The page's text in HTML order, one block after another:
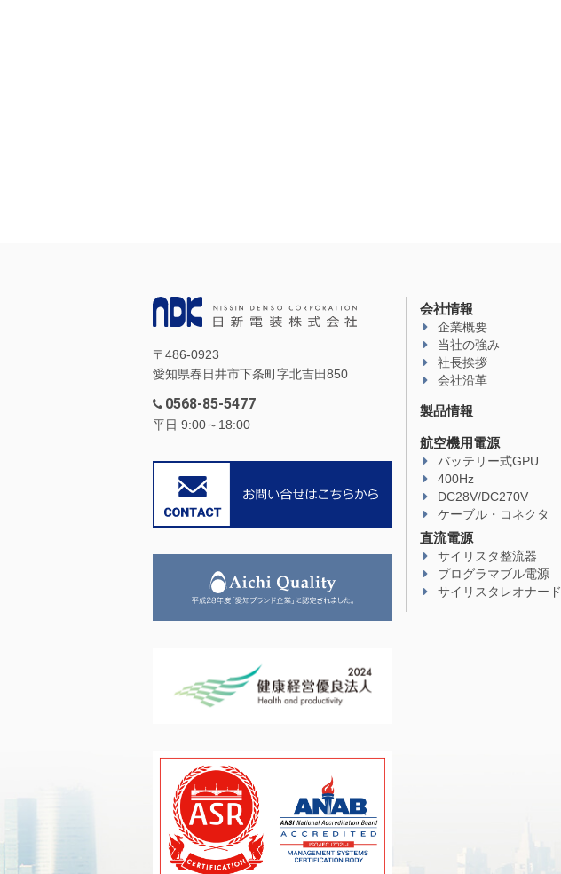
会社情報
企業概要
当社の強み
社長挨拶
会社沿革
製品情報
航空機用電源
バッテリー式GPU
400Hz
DC28V/DC270V
ケーブル・コネクタ
直流電源
サイリスタ整流器
プログラマブル電源
サイリスタレオナード
〒486-0923
愛知県春日井市下条町字北吉田850
0568-85-5477
平日 9:00～18:00